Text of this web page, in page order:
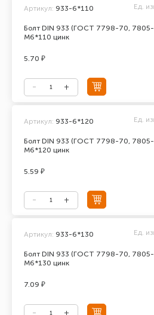
Болт DIN 933 (ГОСТ 7798-70, 7805-
М6*110 цинк
Артикул: 933-6*110 Ед.
5.70 ₽
Болт DIN 933 (ГОСТ 7798-70, 7805-
М6*120 цинк
Артикул: 933-6*120 Ед.
5.59 ₽
Болт DIN 933 (ГОСТ 7798-70, 7805-
М6*130 цинк
Артикул: 933-6*130 Ед.
7.09 ₽